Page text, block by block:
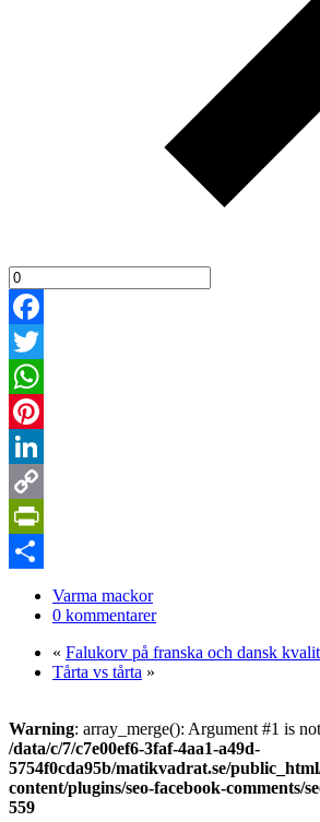
Facebook
Twitter
WhatsApp
Pinterest
LinkedIn
Copy
Link
PrintFriendly
Varma mackor
0 kommentarer
« Falukorv på franska och dansk
Tårta vs tårta »
Warning: array_merge(): Argument #1 is
/data/c/7/c7e00ef6-3faf-4aa1-a49d-
5754f0cda95b/matikvadrat.se/
content/plugins/seo-facebook-comments/
559